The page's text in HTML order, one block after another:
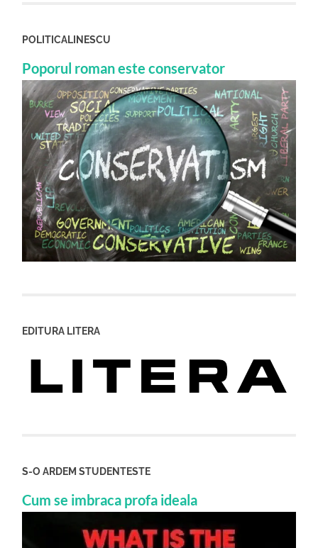
POLITICALINESCU
Poporul roman este conservator
EDITURA LITERA
S-O ARDEM STUDENTESTE
Cum se imbraca profa ideala